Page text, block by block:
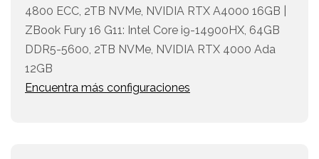
4800 ECC, 2TB NVMe, NVIDIA RTX A4000 16GB |
ZBook Fury 16 G11: Intel Core i9-14900HX, 64GB
DDR5-5600, 2TB NVMe, NVIDIA RTX 4000 Ada
12GB
Encuentra más configuraciones